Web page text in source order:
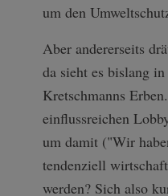
um den
Aber andererseits
da sieht es bislang
Kretschmanns
einflussreichen
um damit ("Wir
tendenziell
werden? Sich also